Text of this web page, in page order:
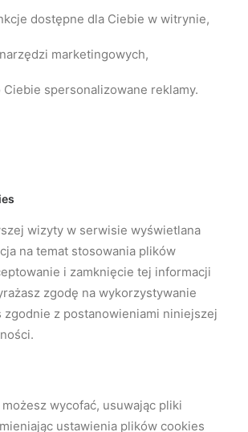
dostępne dla Ciebie w witrynie,
marketingowych,
Ciebie spersonalizowane reklamy.
wizyty w serwisie wyświetlana
na temat stosowania plików
i zamknięcie tej informacji
zgodę na wykorzystywanie
zgodnie z postanowieniami niniejszej
wycofać, usuwając pliki
ustawienia plików cookies